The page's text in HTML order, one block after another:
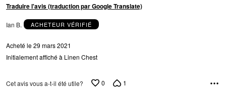
Traduire l'avis (traduction par Google Translate)
Ian B. ACHETEUR VÉRIFIÉ
Acheté le 29 mars 2021
Initialement affiché à Linen Chest
Cet avis vous a-t-il été utile? 0 1